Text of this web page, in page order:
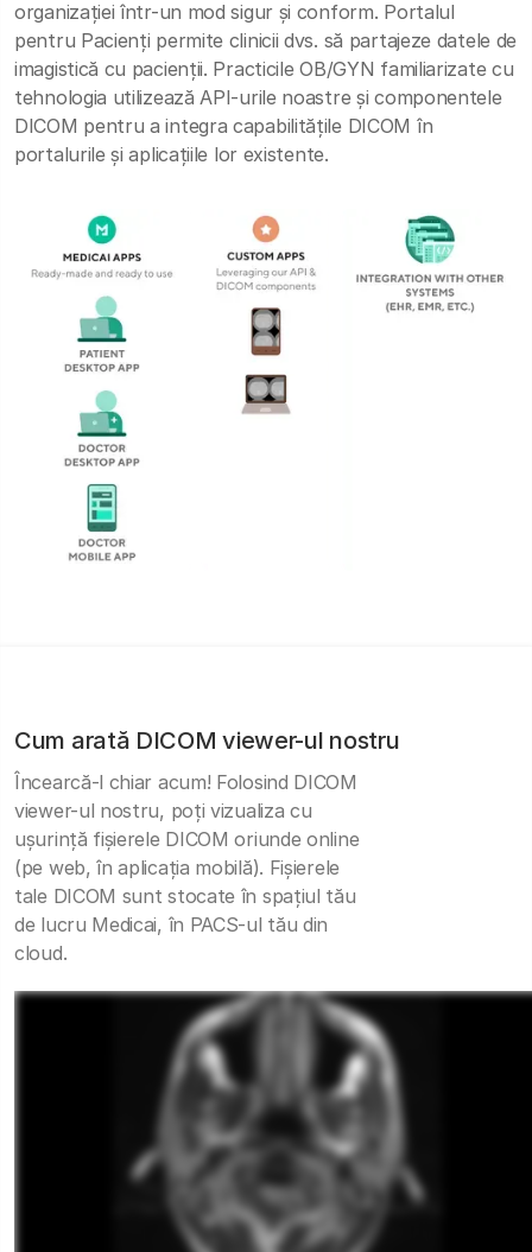
organizației într-un mod sigur și conform. Portalul
pentru Pacienți permite clinicii dvs. să partajeze datele de
imagistică cu pacienții. Practicile OB/GYN familiarizate cu
tehnologia utilizează API-urile noastre și componentele
DICOM pentru a integra capabilitățile DICOM în
portalurile și aplicațiile lor existente.
Cum arată DICOM viewer-ul nostru
Încearcă-l chiar acum! Folosind DICOM
viewer-ul nostru, poți vizualiza cu
ușurință fișierele DICOM oriunde online
(pe web, în aplicația mobilă). Fișierele
tale DICOM sunt stocate în spațiul tău
de lucru Medicai, în PACS-ul tău din
cloud.